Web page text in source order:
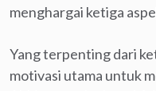
menghargai ketiga
Yang terpenting dari
motivasi utama untuk